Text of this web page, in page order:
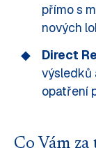
přímo s
nových
Direct
výsledků
opatření
Co Vám za